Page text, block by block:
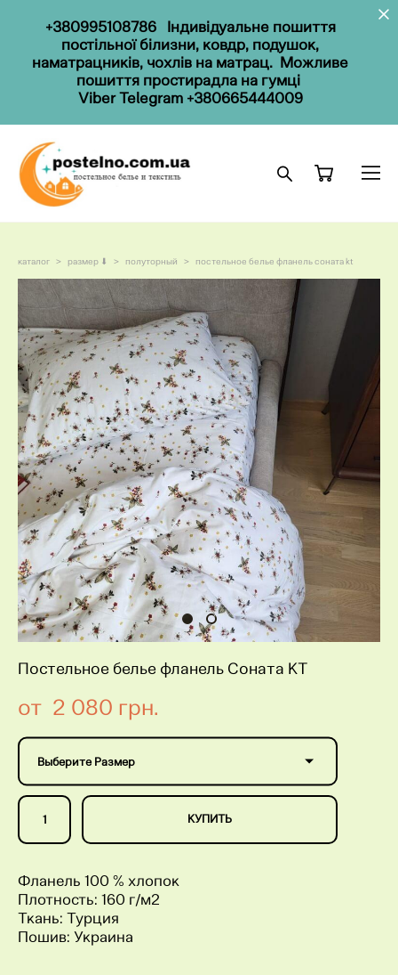
+380995108786
Індивідуальне пошиття
постільної білизни, ковдр, подушок,
наматрацників, чохлів на матрац. Можливе
пошиття простирадла на гумці
Viber Telegram+380665444009
каталог > размер ⬇ > полуторный > постельное белье фланель соната kt
Постельное белье фланель Соната KT
от 2 080 грн.
Выберите Размер
КУПИТЬ
Фланель 100 % хлопок
Плотность: 160 г/м2
Ткань: Турция
Пошив: Украина